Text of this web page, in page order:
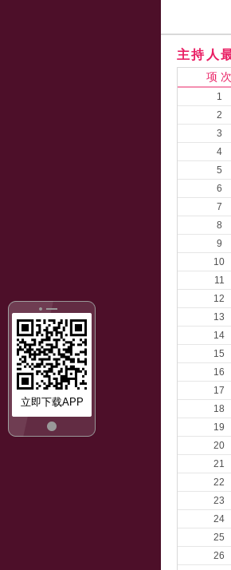
立即下载APP
主持人
项 次
1
2
3
4
5
6
7
8
9
10
11
12
13
14
15
16
17
18
19
20
21
22
23
24
25
26